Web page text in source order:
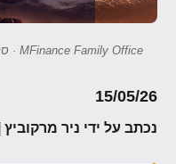
MFinance Family Office · סקירה פיננסית שבועית מאת ניר מרקוביץ
15/05/26
נכתב על ידי ניר מרקוביץ | MFinance